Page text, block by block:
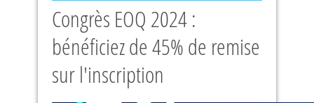
Congrès EOQ 2024 :
bénéficiez de 45% de remise
sur l'inscription